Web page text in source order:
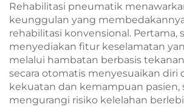
Rehabilitasi pneumatik
keunggulan yang
rehabilitasi konvensional. Pertama,
menyediakan fitur keselamatan
melalui hambatan berbasis
secara otomatis menyesuaikan diri
kekuatan dan kemampuan pasien,
mengurangi risiko kelelahan